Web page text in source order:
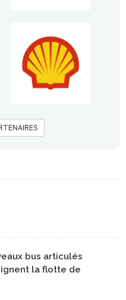
bus articulés
la flotte de